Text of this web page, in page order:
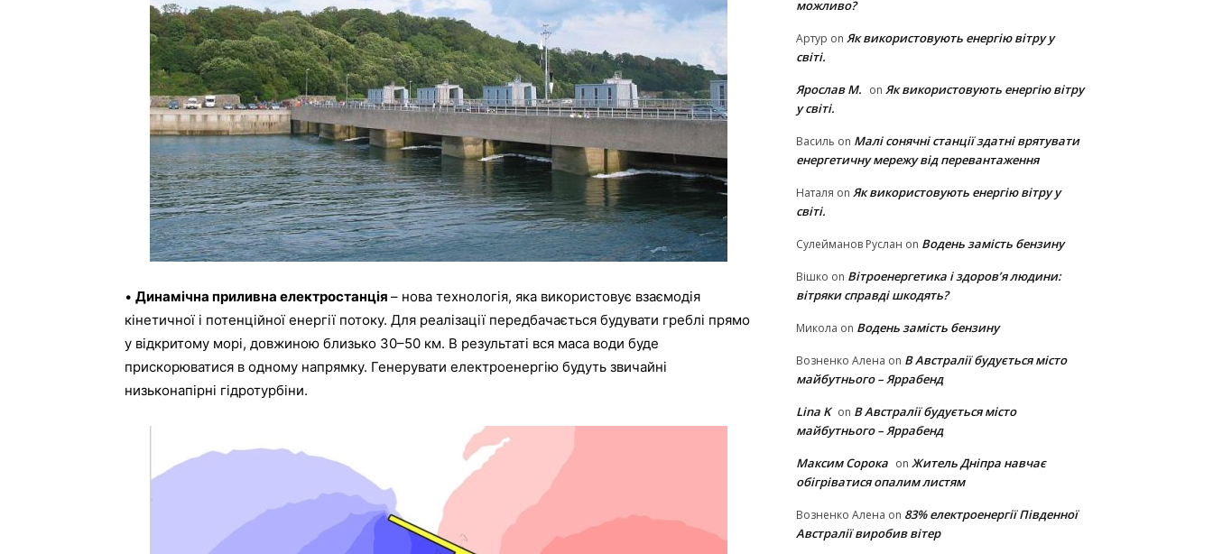
• Динамічна приливна електростанція – нова технологія, яка використовує взаємодія
кінетичної і потенційної енергії потоку. Для реалізації передбачається будувати греблі прямо
у відкритому морі, довжиною близько 30–50 км. В результаті вся маса води буде
прискорюватися в одному напрямку. Генерувати електроенергію будуть звичайні
низьконапірні гідротурбіни.
можливо?
Артур on Як використовують енергію вітру у
світі.
Ярослав М. on Як використовують енергію вітру
у світі.
Василь on Малі сонячні станції здатні врятувати
енергетичну мережу від перевантаження
Наталя on Як використовують енергію вітру у
світі.
Сулейманов Руслан on Водень замість бензину
Вішко on Вітроенергетика і здоров’я людини:
вітряки cправді шкодять?
Микола on Водень замість бензину
Возненко Алена on В Австралії будується місто
майбутнього – Яррабенд
Lina K on В Австралії будується місто
майбутнього – Яррабенд
Максим Сорока on Житель Дніпра навчає
обігріватися опалим листям
Возненко Алена on 83% електроенергії Південної
Австралії виробив вітер